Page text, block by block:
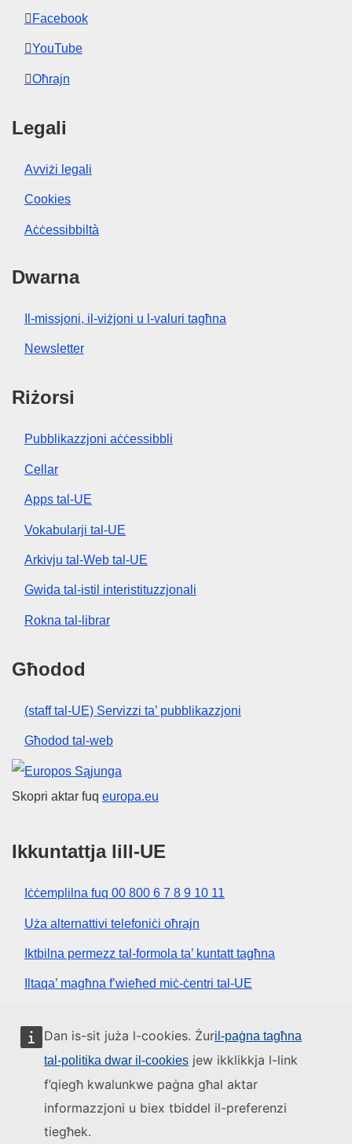
Dan is-sit juża l-cookies. Żuril-paġna tagħna
tal-politika dwar il-cookies jew ikklikkja l-link
f’qiegħ kwalunkwe paġna għal aktar
informazzjoni u biex tbiddel il-preferenzi
tiegħek.
Facebook
YouTube
Oħrajn
Legali
Avviżi legali
Cookies
Aċċessibbiltà
Dwarna
Il-missjoni, il-viżjoni u l-valuri tagħna
Newsletter
Riżorsi
Pubblikazzjoni aċċessibbli
Cellar
Apps tal-UE
Vokabularji tal-UE
Arkivju tal-Web tal-UE
Gwida tal-istil interistituzzjonali
Rokna tal-librar
Għodod
(staff tal-UE) Servizzi ta’ pubblikazzjoni
Għodod tal-web
Unjoni Ewropea
Skopri aktar fuq europa.eu
Ikkuntattja lill-UE
Iċċemplilna fuq 00 800 6 7 8 9 10 11
Uża alternattivi telefoniċi oħrajn
Iktbilna permezz tal-formola ta’ kuntatt tagħna
Iltaqa’ magħna f’wieħed miċ-ċentri tal-UE
Media soċjali
L-istituzzjonijiet u l-korpi tal-UE